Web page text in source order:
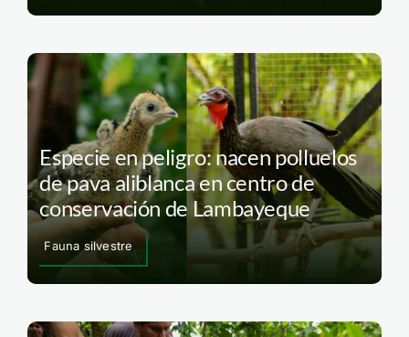
Especie en peligro: nacen polluelos
de pava aliblanca en centro de
conservación de Lambayeque
Fauna silvestre